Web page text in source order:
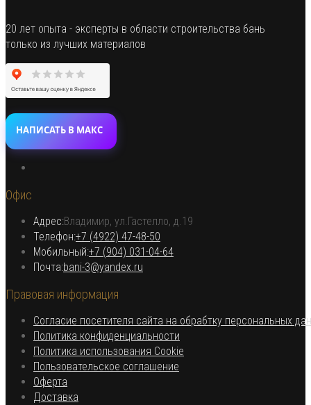
странице
20 лет опыта - эксперты в области строительства бань
только из лучших материалов
НАПИСАТЬ В МАКС
Офис
Адрес:Владимир, ул.Гастелло, д.19
Телефон:+7 (4922) 47-48-50
Мобильный:+7 (904) 031-04-64Откроется
Почта:bani-3@yandex.ru
приложении
Правовая информация
Согласие посетителя сайта на обрабтку персональных
Политика конфиденциальности
в
Политика использования Cookie
Пользовательское соглашение
Оферта
в
Доставка